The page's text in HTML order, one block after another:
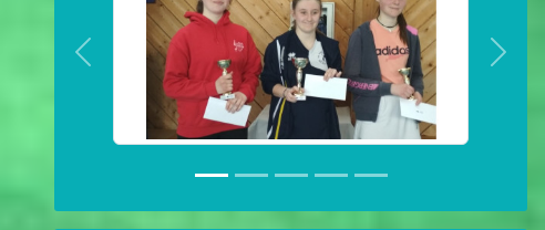
Précedent